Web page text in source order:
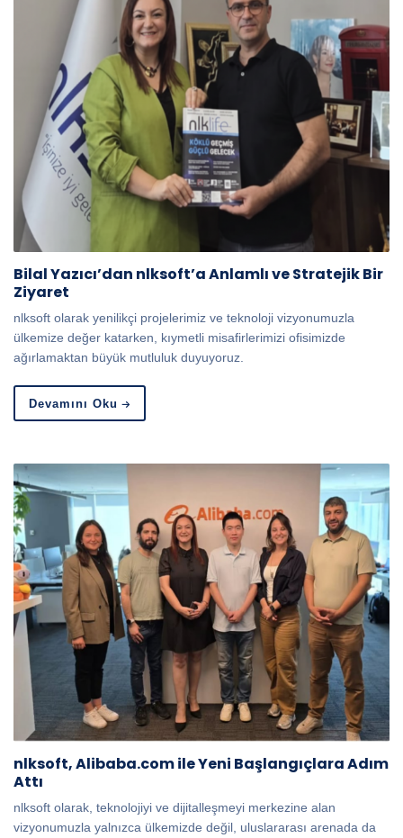
Bilal Yazıcı’dan nlksoft’a Anlamlı ve Stratejik Bir
Ziyaret
nlksoft olarak yenilikçi projelerimiz ve teknoloji vizyonumuzla
ülkemize değer katarken, kıymetli misafirlerimizi ofisimizde
ağırlamaktan büyük mutluluk duyuyoruz.
Devamını Oku
nlksoft, Alibaba.com ile Yeni Başlangıçlara Adım
Attı
nlksoft olarak, teknolojiyi ve dijitalleşmeyi merkezine alan
vizyonumuzla yalnızca ülkemizde değil, uluslararası arenada da